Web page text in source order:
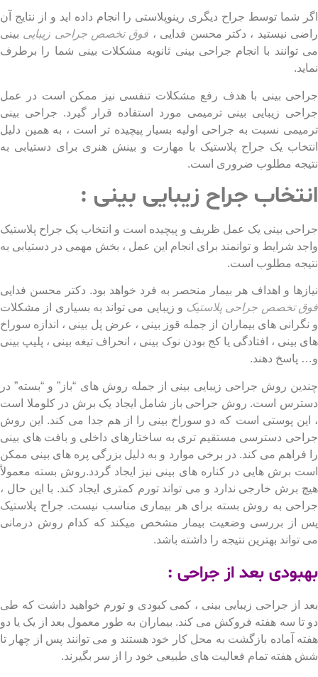
شما توسط جراح دیگری رینوپلاستی را انجام داده اید و از نتایج آن
نیستید ، دکتر محسن فدایی ، فوق تخصص جراحی زیباییبینی
با انجام جراحی بینی ثانویه مشکلات بینی شما را برطرف
بینی با هدف رفع مشکلات تنفسی نیز ممکن است در عمل
زیبایی بینی ترمیمی مورد استفاده قرار گیرد. جراحی بینی
نسبت به جراحی اولیه بسیار پیچیده تر است ، به همین دلیل
یک جراح پلاستیک با مهارت و بینش هنری برای دستیابی به
مطلوب ضروری است.
جراح زیبایی بینی :
بینی یک عمل ظریف و پیچیده است و انتخاب یک جراح پلاستیک
شرایط و توانمند برای انجام این عمل ، بخش مهمی در دستیابی به
مطلوب است.
و اهداف هر بیمار منحصر به فرد خواهد بود. دکتر محسن فدایی
تخصص جراحی پلاستیکو زیبایی می تواند به بسیاری از مشکلات
های بیماران از جمله قوز بینی ، عرض پل بینی ، اندازه سوراخ
بینی ، افتادگی یا کج بودن نوک بینی ، انحراف تیغه بینی ، پلیپ بینی
دهند.
روش جراحی زیبایی بینی از جمله روش های “باز” ​​و “بسته” در
است. روش جراحی باز شامل ایجاد یک برش در کلوملا است
پوستی است که دو سوراخ بینی را از هم جدا می کند. این روش
دسترسی مستقیم تری به ساختارهای داخلی و بافت های بینی
می کند. در برخی موارد و به دلیل بزرگی پره های بینی ممکن
برش هایی در کناره های بینی نیز ایجاد گردد.روش بسته معمولاً
برش خارجی ندارد و می تواند تورم کمتری ایجاد کند. با این حال ،
به روش بسته برای هر بیماری مناسب نیست. جراح پلاستیک
از بررسی وضعیت بیمار مشخص میکند که کدام روش درمانی
بهترین نتیجه را داشته باشد.
بعد از جراحی :
از جراحی زیبایی بینی ، کمی کبودی و تورم خواهید داشت که طی
سه هفته فروکش می کند. بیماران به طور معمول بعد از یک یا دو
آماده بازگشت به محل کار خود هستند و می توانند پس از چهار تا
تمام فعالیت های طبیعی خود را از سر بگیرند.